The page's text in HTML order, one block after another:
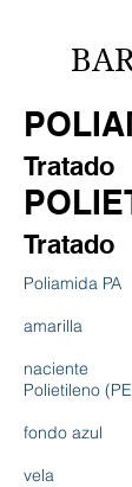
Tratado
Tratado
Poliamida
-
amarilla
-
naciente
Polietileno
-
fondo azul
-Olor:
vela